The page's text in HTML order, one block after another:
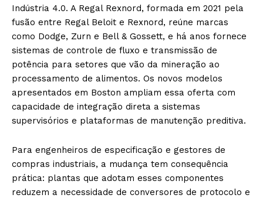
Indústria 4.0. A Regal Rexnord, formada em 2021 pela
fusão entre Regal Beloit e Rexnord, reúne marcas
como Dodge, Zurn e Bell & Gossett, e há anos fornece
sistemas de controle de fluxo e transmissão de
potência para setores que vão da mineração ao
processamento de alimentos. Os novos modelos
apresentados em Boston ampliam essa oferta com
capacidade de integração direta a sistemas
supervisórios e plataformas de manutenção preditiva.
Para engenheiros de especificação e gestores de
compras industriais, a mudança tem consequência
prática: plantas que adotam esses componentes
reduzem a necessidade de conversores de protocolo e